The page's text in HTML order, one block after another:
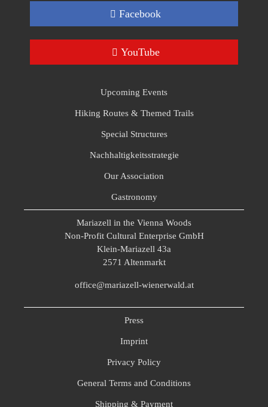
Facebook
YouTube
Upcoming Events
Hiking Routes & Themed Trails
Special Structures
Nachhaltigkeitsstrategie
Our Association
Gastronomy
Mariazell in the Vienna Woods
Non-Profit Cultural Enterprise GmbH
Klein-Mariazell 43a
2571 Altenmarkt
office@mariazell-wienerwald.at
Press
Imprint
Privacy Policy
General Terms and Conditions
Shipping & Payment